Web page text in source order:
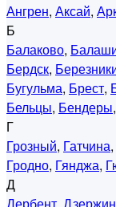
Ангрен, Аксай,
Б
Балаково,
Бердск,
Бугульма, Брест,
Бельцы, Бендеры,
Г
Грозный, Гатчина,
Гродно, Гянджа,
Д